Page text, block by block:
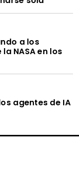
a los
NASA en los
agentes de IA